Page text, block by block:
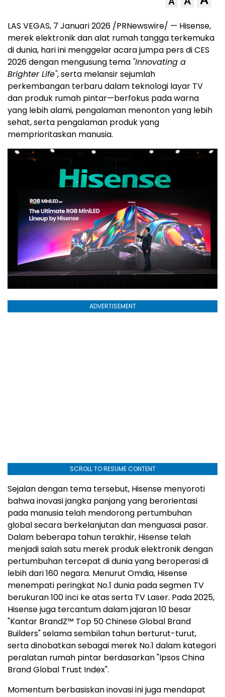
LAS VEGAS, 7 Januari 2026 /PRNewswire/ — Hisense,
merek elektronik dan alat rumah tangga terkemuka
di dunia, hari ini menggelar acara jumpa pers di CES
2026 dengan mengusung tema "Innovating a
Brighter Life", serta melansir sejumlah
perkembangan terbaru dalam teknologi layar TV
dan produk rumah pintar—berfokus pada warna
yang lebih alami, pengalaman menonton yang lebih
sehat, serta pengalaman produk yang
memprioritaskan manusia.
ADVERTISEMENT
SCROLL TO RESUME CONTENT
Sejalan dengan tema tersebut, Hisense menyoroti
bahwa inovasi jangka panjang yang berorientasi
pada manusia telah mendorong pertumbuhan
global secara berkelanjutan dan menguasai pasar.
Dalam beberapa tahun terakhir, Hisense telah
menjadi salah satu merek produk elektronik dengan
pertumbuhan tercepat di dunia yang beroperasi di
lebih dari 160 negara. Menurut Omdia, Hisense
menempati peringkat No.1 dunia pada segmen TV
berukuran 100 inci ke atas serta TV Laser. Pada 2025,
Hisense juga tercantum dalam jajaran 10 besar
"Kantar BrandZ™ Top 50 Chinese Global Brand
Builders" selama sembilan tahun berturut-turut,
serta dinobatkan sebagai merek No.1 dalam kategori
peralatan rumah pintar berdasarkan "Ipsos China
Brand Global Trust Index".
Momentum berbasiskan inovasi ini juga mendapat